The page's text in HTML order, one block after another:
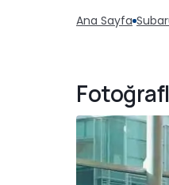
Ana Sayfa